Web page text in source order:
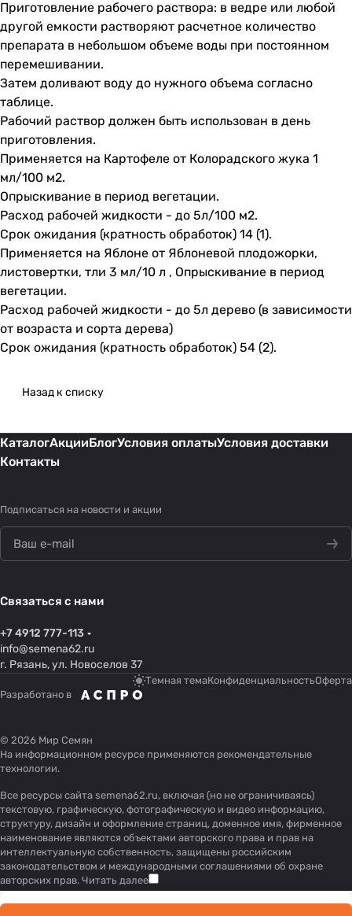
Приготовление рабочего раствора: в ведре или любой
другой емкости растворяют расчетное количество
препарата в небольшом объеме воды при постоянном
перемешивании.
Затем доливают воду до нужного объема согласно
таблице.
Рабочий раствор должен быть использован в день
приготовления.
Применяется на Картофеле от Колорадского жука 1
мл/100 м2.
Опрыскивание в период вегетации.
Расход рабочей жидкости - до 5л/100 м2.
Срок ожидания (кратность обработок) 14 (1).
Применяется на Яблоне от Яблоневой плодожорки,
листовертки, тли 3 мл/10 л , Опрыскивание в период
вегетации.
Расход рабочей жидкости - до 5л дерево (в зависимости
от возраста и сорта дерева)
Срок ожидания (кратность обработок) 54 (2).
Назад к списку
КаталогАкцииБлогУсловия оплатыУсловия доставки
Контакты
Подписаться на новости и акции
Связаться с нами
+7 4912 777-113
info@semena62.ru
г. Рязань, ул. Новоселов 37
Темная темаКонфиденциальностьОферта
Разработано в
© 2026 Мир Семян
На информационном ресурсе применяются рекомендательные
технологии.
Все ресурсы сайта semena62.ru, включая (но не ограничиваясь)
текстовую, графическую, фотографическую и видео информацию,
структуру, дизайн и оформление страниц, доменное имя, фирменное
наименование являются объектами авторского права и прав на
интеллектуальную собственность, защищены российским
законодательством и международными соглашениями об охране
авторских прав. Читать далее